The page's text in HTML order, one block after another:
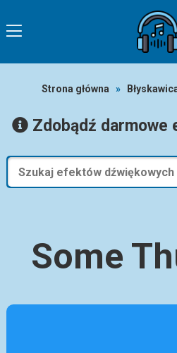
Strona główna »
Zdobądź darmowe
Some